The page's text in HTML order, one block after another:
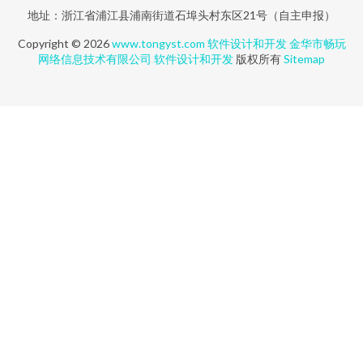
地址：浙江省浦江县浦南街道石埠头村东区21号（自主申报）
Copyright © 2026www.tongyst.com 软件设计和开发 金华市畅玩
网络信息技术有限公司 软件设计和开发 版权所有Sitemap